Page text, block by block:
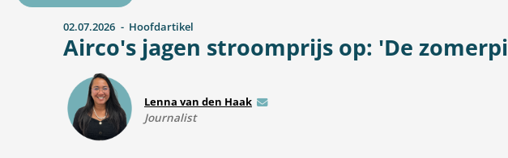
Airco's jagen stroomprijs op: 'De
02.07.2026 Hoofdartikel
Lenna van den Haak E-mail
Journalist